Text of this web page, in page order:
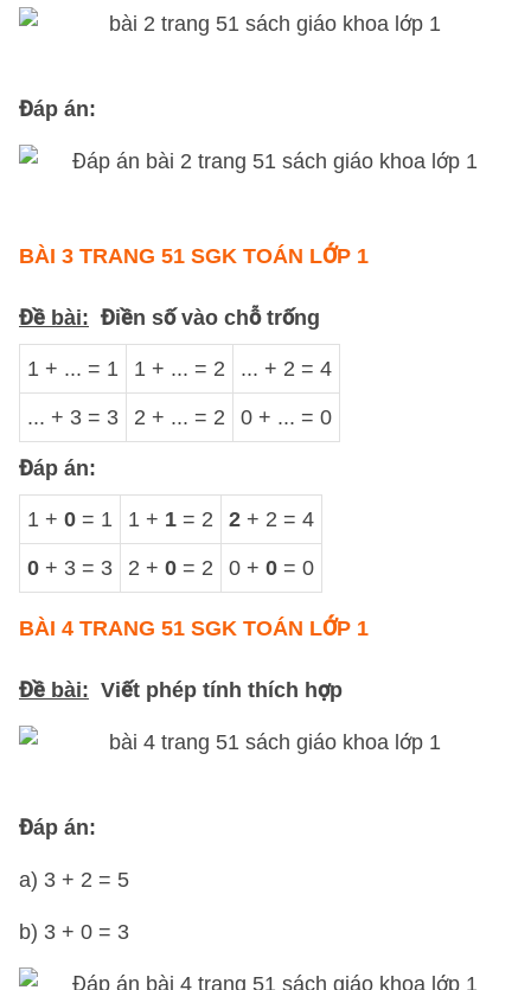
Đáp án:
BÀI 3 TRANG 51 SGK TOÁN LỚP 1
Đề bài: Điền số vào chỗ trống
1 + ... = 1 1 + ... = 2 ... + 2 = 4
... + 3 = 3 2 + ... = 2 0 + ... = 0
Đáp án:
1 + 0 = 1 1 + 1 = 2 2 + 2 = 4
0 + 3 = 3 2 + 0 = 2 0 + 0 = 0
BÀI 4 TRANG 51 SGK TOÁN LỚP 1
Đề bài: Viết phép tính thích hợp
Đáp án:
a) 3 + 2 = 5
b) 3 + 0 = 3